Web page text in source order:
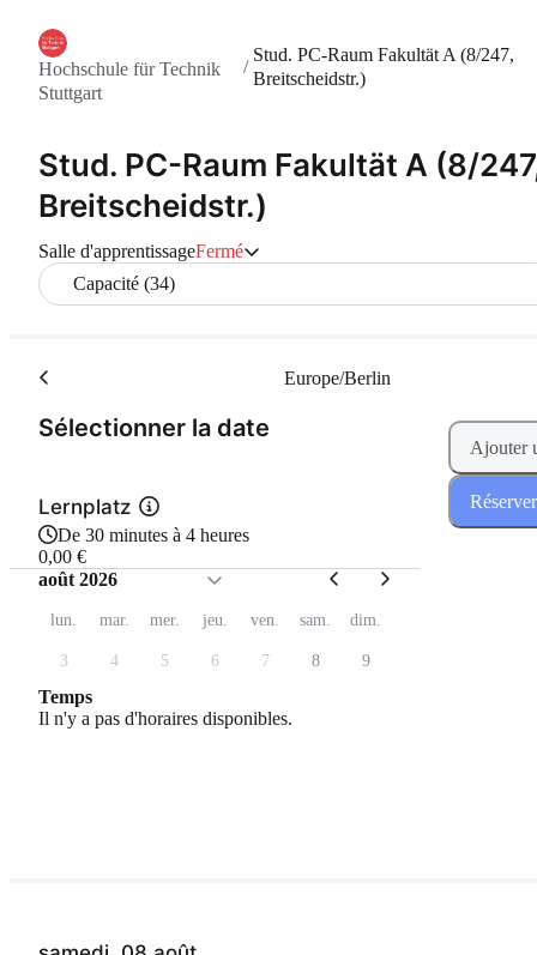
Hochschule für Technik
Stuttgart
/
Stud. PC-Raum Fakultät A (8/247,
Breitscheidstr.)
Stud. PC-Raum Fakultät A (8/
Breitscheidstr.)
Salle d'apprentissageFermé
Capacité (34)
Sélectionner la date
Europe/Berlin
Lernplatz
De 30 minutes à 4 heures
0,00 €
août 2026
lun. mar. mer. jeu. ven. sam. dim.
3 4 5 6 7 8 9
Temps
Il n'y a pas d'horaires disponibles.
Ajouter